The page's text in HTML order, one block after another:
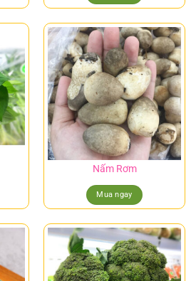
Nấm Rơm
Mua ngay